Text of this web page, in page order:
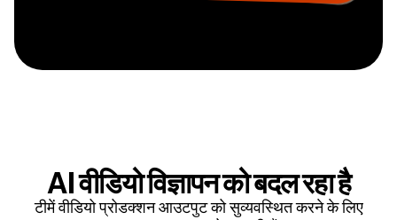
AI वीडियो विज्ञापन को बदल रहा है
टीमें वीडियो प्रोडक्शन आउटपुट को सुव्यवस्थित करने के लिए